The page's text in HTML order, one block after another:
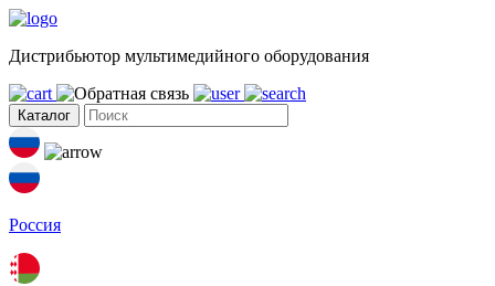
Дистрибьютор мультимедийного оборудования
Каталог
Россия